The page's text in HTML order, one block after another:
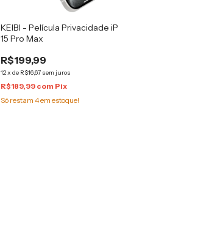
KEIBI - Película Privacidade iP
15 Pro Max
R$199,99
12x de R$16,67 sem juros
R$189,99 com Pix
Só restam 4em estoque!